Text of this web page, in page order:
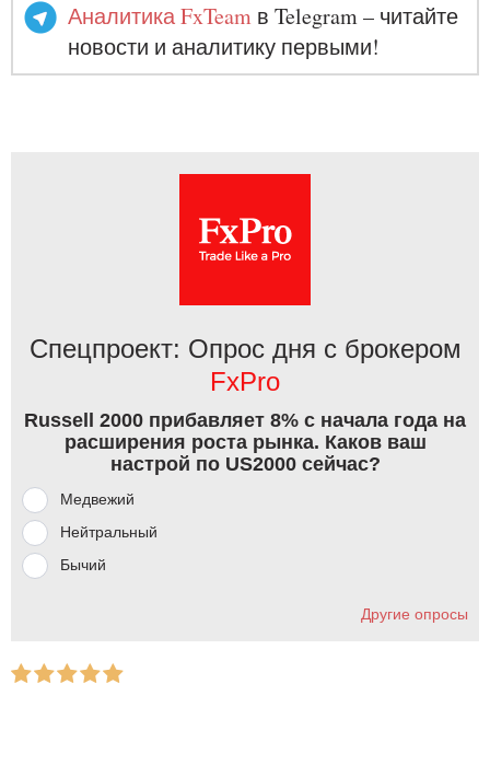
Аналитика FxTeam в Telegram – читайте
новости и аналитику первыми!
Спецпроект: Опрос дня с брокером
FxPro
Russell 2000 прибавляет 8% с начала года на
расширения роста рынка. Каков ваш
настрой по US2000 сейчас?
Медвежий
Нейтральный
Бычий
Другие опросы